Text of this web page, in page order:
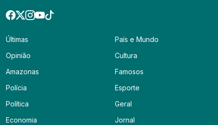
Últimas
Opinião
Amazonas
Polícia
Política
Economia
País e Mundo
Cultura
Famosos
Esporte
Geral
Jornal